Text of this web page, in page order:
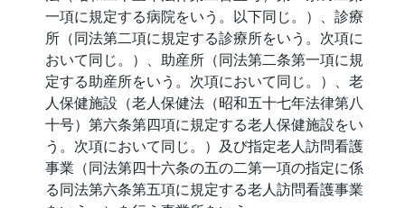
一項に規定する病院をいう。以下同じ。）、診療
所（同法第二項に規定する診療所をいう。次項に
おいて同じ。）、助産所（同法第二条第一項に規
定する助産所をいう。次項において同じ。）、老
人保健施設（老人保健法（昭和五十七年法律第八
十号）第六条第四項に規定する老人保健施設をい
う。次項において同じ。）及び指定老人訪問看護
事業（同法第四十六条の五の二第一項の指定に係
る同法第六条第五項に規定する老人訪問看護事業